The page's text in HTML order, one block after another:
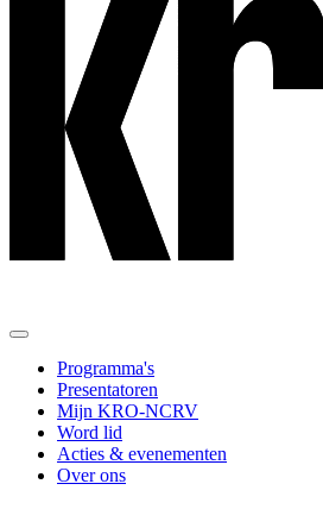
Programma's
Presentatoren
Mijn KRO-NCRV
Word lid
Acties & evenementen
Over ons